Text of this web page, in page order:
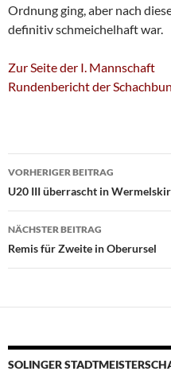
Ordnung ging, aber nach
definitiv schmeichelhaft war.
Zur Seite der I. Mannschaft
Rundenbericht der
Beitragsnavigation
VORHERIGER BEITRAG
U20 III überrascht in
NÄCHSTER BEITRAG
Remis für Zweite in Oberursel
SOLINGER